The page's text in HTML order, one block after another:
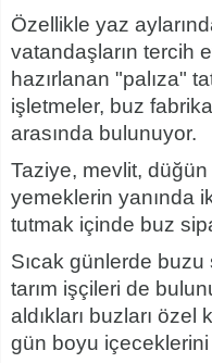
Özellikle yaz
vatandaşların tercih
hazırlanan "palıza"
işletmeler, buz
arasında bulunuyor.
Taziye, mevlit,
yemeklerin yanında
tutmak içinde buz
Sıcak günlerde buzu
tarım işçileri de
aldıkları buzları
gün boyu